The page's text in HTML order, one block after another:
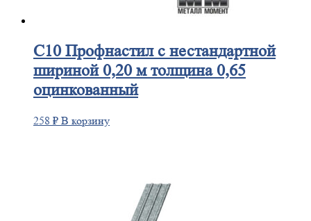
С10Профнастил с нестандартной
шириной 0,20 м толщина 0,65
оцинкованный
258 ₽ В корзину